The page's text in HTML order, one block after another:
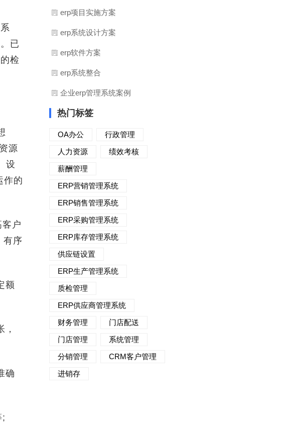
已
检
源
设
作的
户
有序
额
确
;
erp项目实施方案
erp系统设计方案
erp软件方案
erp系统整合
企业erp管理系统案例
热门标签
OA办公
行政管理
人力资源
绩效考核
薪酬管理
ERP营销管理系统
ERP销售管理系统
ERP采购管理系统
ERP库存管理系统
供应链设置
ERP生产管理系统
质检管理
ERP供应商管理系统
财务管理
门店配送
门店管理
系统管理
分销管理
CRM客户管理
进销存